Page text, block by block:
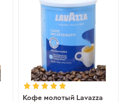
Кофе молотый Lavazza